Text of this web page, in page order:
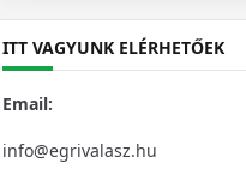
ITT VAGYUNK ELÉRHETŐEK
Email:
info@egrivalasz.hu